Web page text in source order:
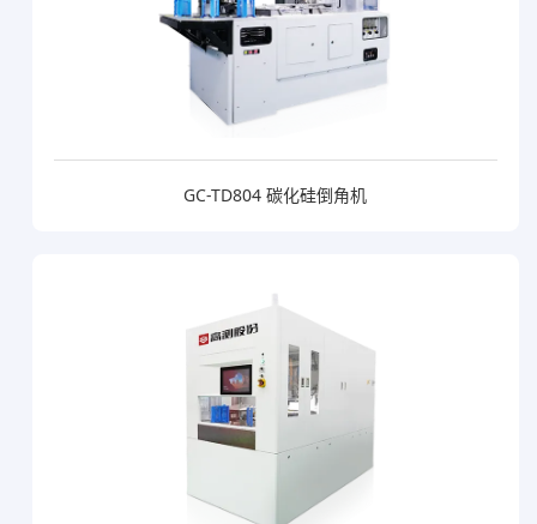
GC-TD804 碳化硅倒角机